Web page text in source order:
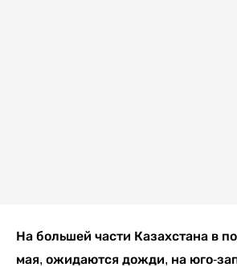
На большей части Казахстана в
мая, ожидаются дожди, на юго-